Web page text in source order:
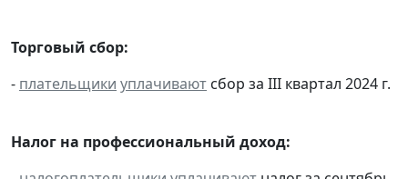
Торговый сбор:
- плательщики уплачивают сбор за III квартал 2024 г.
Налог на профессиональный доход: